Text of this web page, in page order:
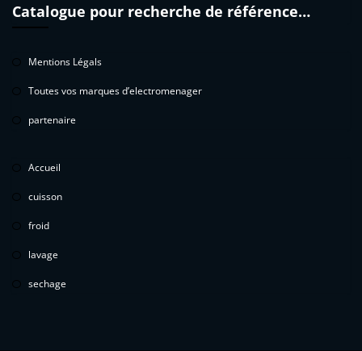
Catalogue pour recherche de référence…
Mentions Légals
Toutes vos marques d’electromenager
partenaire
Accueil
cuisson
froid
lavage
sechage